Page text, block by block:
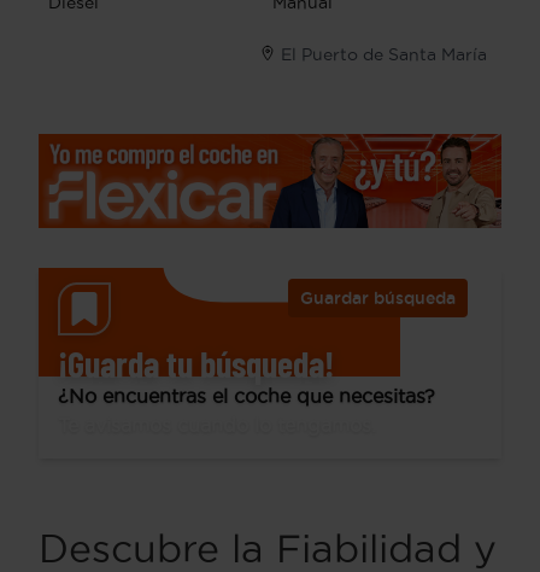
El Puerto de Santa María
Guardar búsqueda
¡Guarda tu búsqueda!
¿No encuentras el coche que necesitas?
Descubre la Fiabilidad y